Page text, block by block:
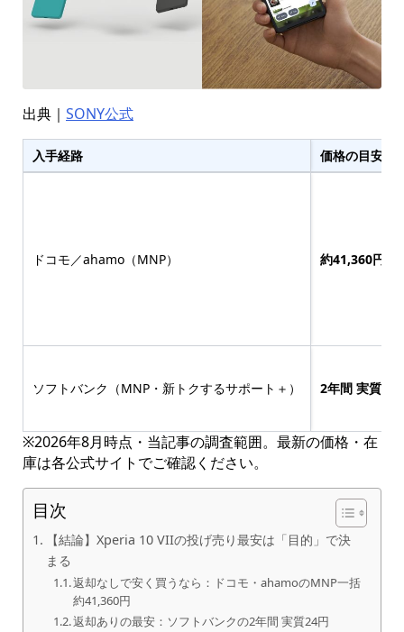
出典｜ SONY公式
入手経路 価格の目安（
ドコモ／ahamo（MNP） 約41,360円
ソフトバンク（MNP・新トクするサポート＋） 2年間 実質24
※2026年8月時点・当記事の調査範囲。最新の価格・在
庫は各公式サイトでご確認ください。
目次
【結論】Xperia 10 VIIの投げ売り最安は「目的」で決
まる
返却なしで安く買うなら：ドコモ・ahamoのMNP一括
約41,360円
返却ありの最安：ソフトバンクの2年間 実質24円